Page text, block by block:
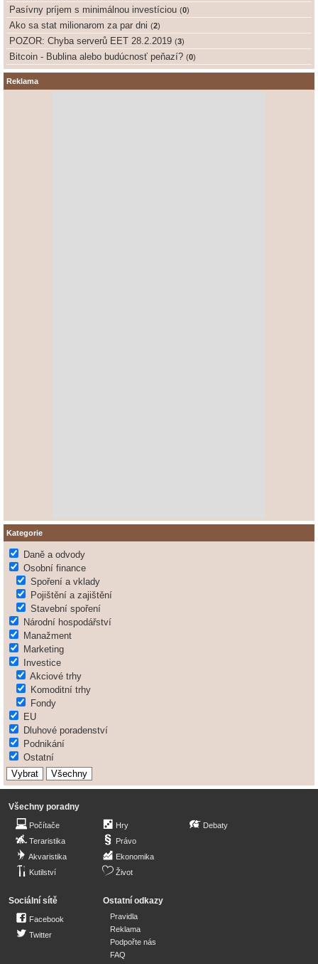
Pasívny príjem s minimálnou investíciou (0)
Ako sa stat milionarom za par dni (2)
POZOR: Chyba serverů EET 28.2.2019 (3)
Bitcoin - Bublina alebo budúcnosť peňazí? (0)
Reklama
Kategorie
Daně a odvody
Osobní finance
Spoření a vklady
Pojištění a zajištění
Stavební spoření
Národní hospodářství
Manažment
Marketing
Investice
Akciové trhy
Komoditní trhy
Fondy
EU
Dluhové poradenství
Podnikání
Ostatní
Všechny poradny
Počítače
Teraristika
Akvaristika
Kutilství
Hry
Právo
Ekonomika
Život
Debaty
Sociální sítě
Facebook
Twitter
Ostatní odkazy
Pravidla
Reklama
Podpořte nás
FAQ